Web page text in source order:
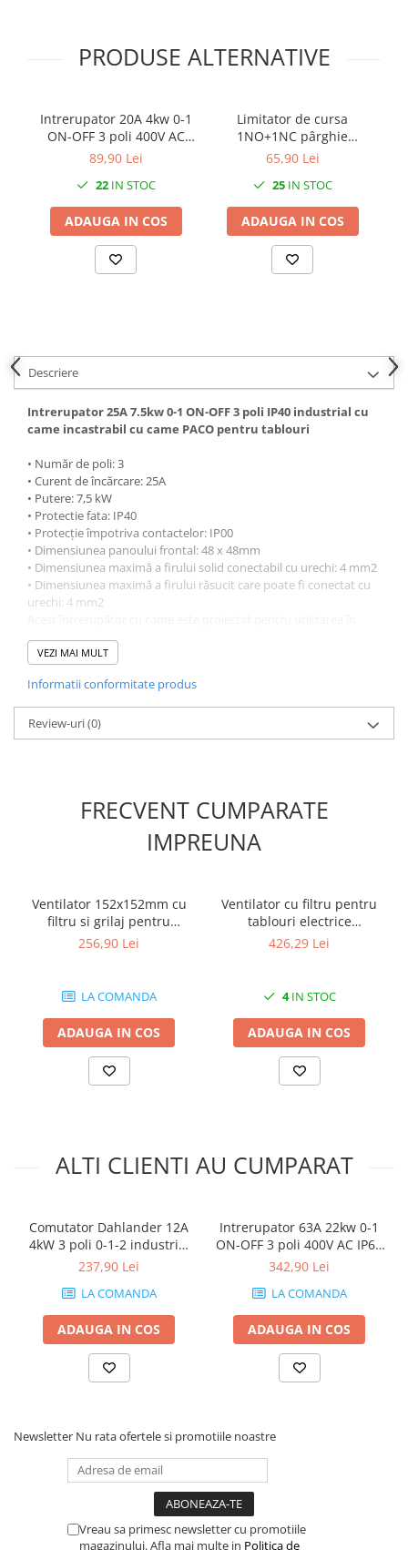
Cleme diverse
Doze electrice
Doze aplicate
Doze incastrate
Prize si fise trifazice
Trasee electrice
Canal cablu metalic din sarma
Tuburi rigide din plastic PVC
Prize si fise electrice
Produse noi
Fotovoltaice
Intrerupatoarea industriale
Sisteme de impamantare -
paratrasnet
PRODUSE ALTERNATIVE
Intrerupator 20A 4kw 0-1
ON-OFF 3 poli 400V AC
IP65 industrial aplicat
89,90 Lei
22IN STOC
ADAUGA IN COS
Limitator de cursa
1NO+1NC pârghie
întrerupător de limită cu
IP64
65,90 Lei
25IN STOC
ADAUGA IN COS
Descriere
Intrerupator 25A 7.5kw 0-1 ON-OFF 3 poli IP40 industrial cu
came incastrabil cu came PACO pentru tablouri
• Număr de poli: 3
• Curent de încărcare: 25A
• Putere: 7,5 kW
• Protectie fata: IP40
• Protecție împotriva contactelor: IP00
• Dimensiunea panoului frontal: 48 x 48mm
• Dimensiunea maximă a firului solid conectabil cu urechi: 4 mm2
• Dimensiunea maximă a firului răsucit care poate fi conectat cu
urechi: 4 mm2
tablouri electrice și asigură întreruperea și conectarea sigură a
circuitelor electrice. Are o capacitate de curent nominală de 25A și
protejarea împotriva particulelor solide cu diametrul mai mare de
1 mm și protejarea împotriva stropirii cu apă din orice direcție.
Caracteristici:
Curent nominal: 25A
Durabil și fiabil în utilizare
Potrivit pentru utilizarea în tablouri electrice rezidențiale și
VEZI MAI MULT
Informatii conformitate produs
Review-uri(0)
FRECVENT CUMPARATE
IMPREUNA
Ventilator 152x152mm cu
filtru si grilaj pentru
tablouri electrice 22W
256,90 Lei
LA COMANDA
ADAUGA IN COS
Ventilator cu filtru pentru
tablouri electrice
255x255mm 47W 520m3
426,29 Lei
4IN STOC
ADAUGA IN COS
ALTI CLIENTI AU CUMPARAT
Comutator Dahlander 12A
4kW 3 poli 0-1-2 industrial
cu came PACO rotativ IP40
237,90 Lei
LA COMANDA
ADAUGA IN COS
Intrerupator 63A 22kw 0-1
ON-OFF 3 poli 400V AC IP65
industrial aplicat casetat
342,90 Lei
LA COMANDA
ADAUGA IN COS
Newsletter Nu rata ofertele si promotiile noastre
Vreau sa primesc newsletter cu promotiile
magazinului. Afla mai multe in Politica de